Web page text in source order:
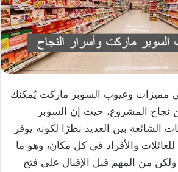
مميزات وعيوب السوبر ماركت يُمكنك
نجاح المشروع، حيث إن السوبر
بين العديد نظرًا لكونه يوفر
للعائلات والأفراد في كل مكان، وهو ما
من المهم قبل الإقبال على فتح